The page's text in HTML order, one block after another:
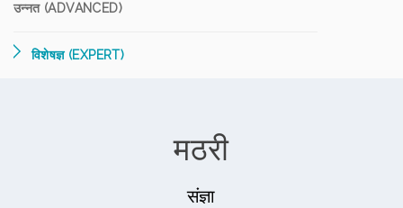
उन्नत (ADVANCED)
विशेषज्ञ (EXPERT)
मठरी
संज्ञा